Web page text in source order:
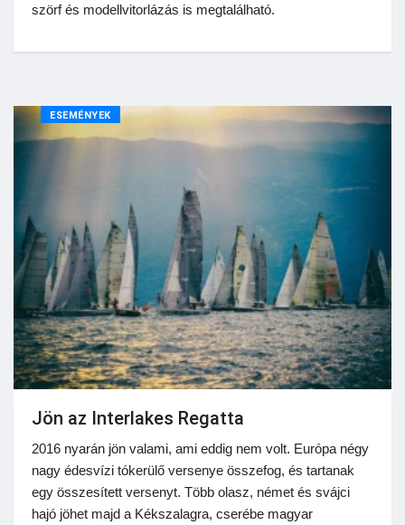
szörf és modellvitorlázás is megtalálható.
ESEMÉNYEK
Jön az Interlakes Regatta
2016 nyarán jön valami, ami eddig nem volt. Európa négy
nagy édesvízi tókerülő versenye összefog, és tartanak
egy összesített versenyt. Több olasz, német és svájci
hajó jöhet majd a Kékszalagra, cserébe magyar